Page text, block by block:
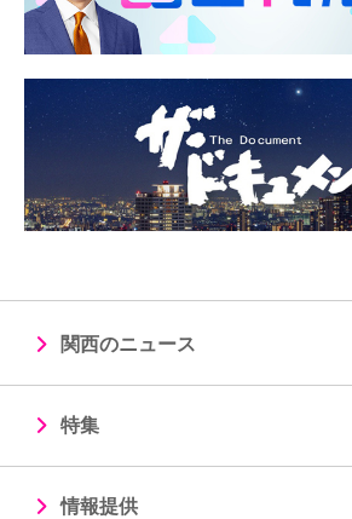
関西のニュース
特集
情報提供